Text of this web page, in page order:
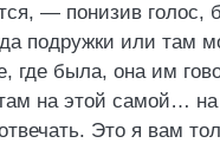
— понизив голос,
подружки или там
где была, она им
на этой самой…
Это я вам